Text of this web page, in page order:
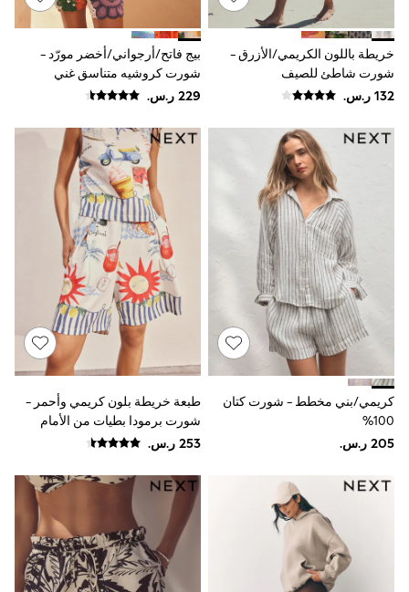
Sandals & Clogs
Sun Safe
Rash Vests
Sun Hats & Caps
Sunglasses
Baby Holiday Shop
Occasionwear
Dresses
Sets & Outfits
Rompers
Sandals
Swimwear
Sun Hats & Caps
Mens' Holiday Shop
Occasionwear
Shirts
Linen Collection
Polo Shirts
Tops & T-Shirts
Trousers & Chinos
Jeans
Sandals
Shorts
Sunglasses
Beach Towels
Bags
Travel Bags
Luggage
Angel & Rocket
B by Ted Baker
خريطة باللون الكريمي/الأزرق -
شورت شاطئ للصيف
بيج فاتح/أرجواني/أخضر مورّد -
شورت كروشيه متناسق غني
بالقطن
كريمي/بني مخطط - شورت كتان
100%
طبعة خريطة بلون كريمي وأحمر -
شورت برمودا بطيات من الأمام